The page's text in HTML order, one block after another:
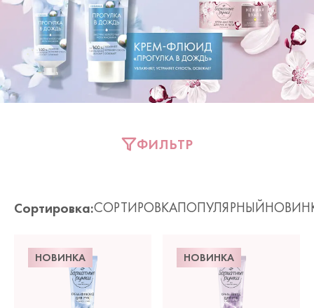
ФИЛЬТР
СОРТИРОВКАПОПУЛЯРНЫЙ
НОВИНКА НОВИНКА